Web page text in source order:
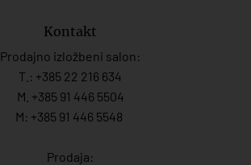
Kontakt
Prodajno izložbeni salon:
T.: +385 22 216 634
M. +385 91 446 5504
M: +385 91 446 5548
Prodaja: